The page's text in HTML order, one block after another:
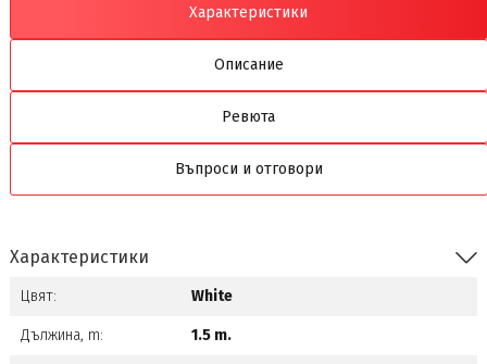
Характеристики
Описание
Ревюта
Въпроси и отговори
Характеристики
Цвят: White
Дължина, m: 1.5 m.